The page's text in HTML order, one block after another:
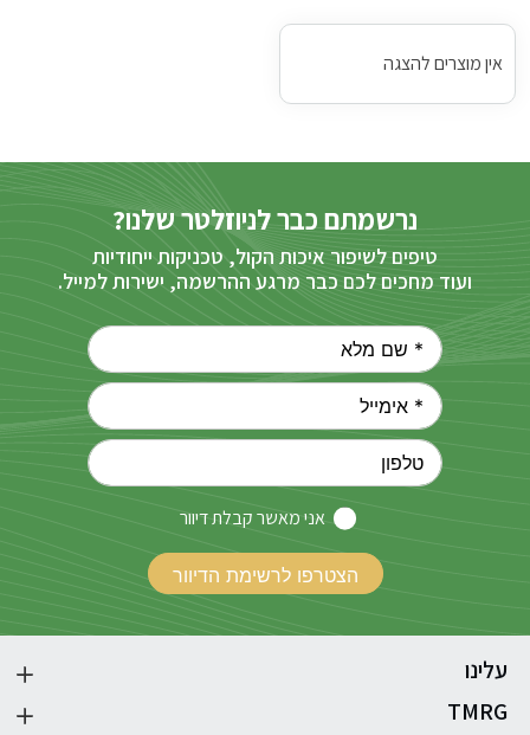
אין מוצרים להצגה
נרשמתם כבר לניוזלטר שלנו?
טיפים לשיפור איכות הקול, טכניקות ייחודיות
ועוד מחכים לכם כבר מרגע ההרשמה, ישירות למייל.
אני מאשר קבלת דיוור
עלינו
TMRG